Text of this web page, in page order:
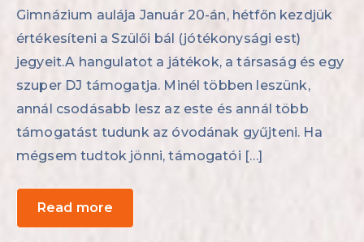
Gimnázium aulája Január 20-án, hétfőn kezdjük
értékesíteni a Szülői bál (jótékonysági est)
jegyeit.A hangulatot a játékok, a társaság és egy
szuper DJ támogatja. Minél többen leszünk,
annál csodásabb lesz az este és annál több
támogatást tudunk az óvodának gyűjteni. Ha
mégsem tudtok jönni, támogatói […]
Read more